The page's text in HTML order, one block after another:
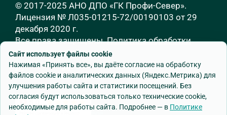
© 2017-2025 АНО ДПО «ГК Профи-Север».
Лицензия № Л035-01215-72/00190103 от 29
декабря 2020 г.
Все права защищены.Политика обработки
персональных данных
Сайт использует файлы cookie
Нажимая «Принять все», вы даёте согласие на обработку
файлов cookie и аналитических данных (Яндекс.Метрика) для
улучшения работы сайта и статистики посещений. Без
согласия будут использоваться только технические cookie,
необходимые для работы сайта. Подробнее — в Политике